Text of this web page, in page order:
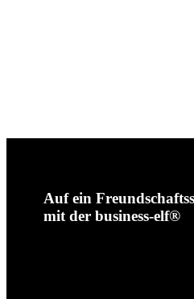
Auf ein
mit der business-elf®